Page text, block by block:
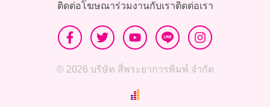
ติดต่อโฆษณาร่วมงานกับเราติดต่อเรา
© 2026 บริษัท สี่พระยาการพิมพ์ จำกัด